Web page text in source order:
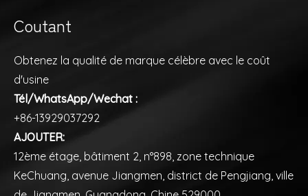
Coutant
Obtenez la qualité de marque célèbre avec le coût
d'usine
Tél/WhatsApp/Wechat :
+86-13929037292
AJOUTER:
12ème étage, bâtiment 2, n°898, zone technique
KeChuang, avenue Jiangmen, district de Pengjiang, ville